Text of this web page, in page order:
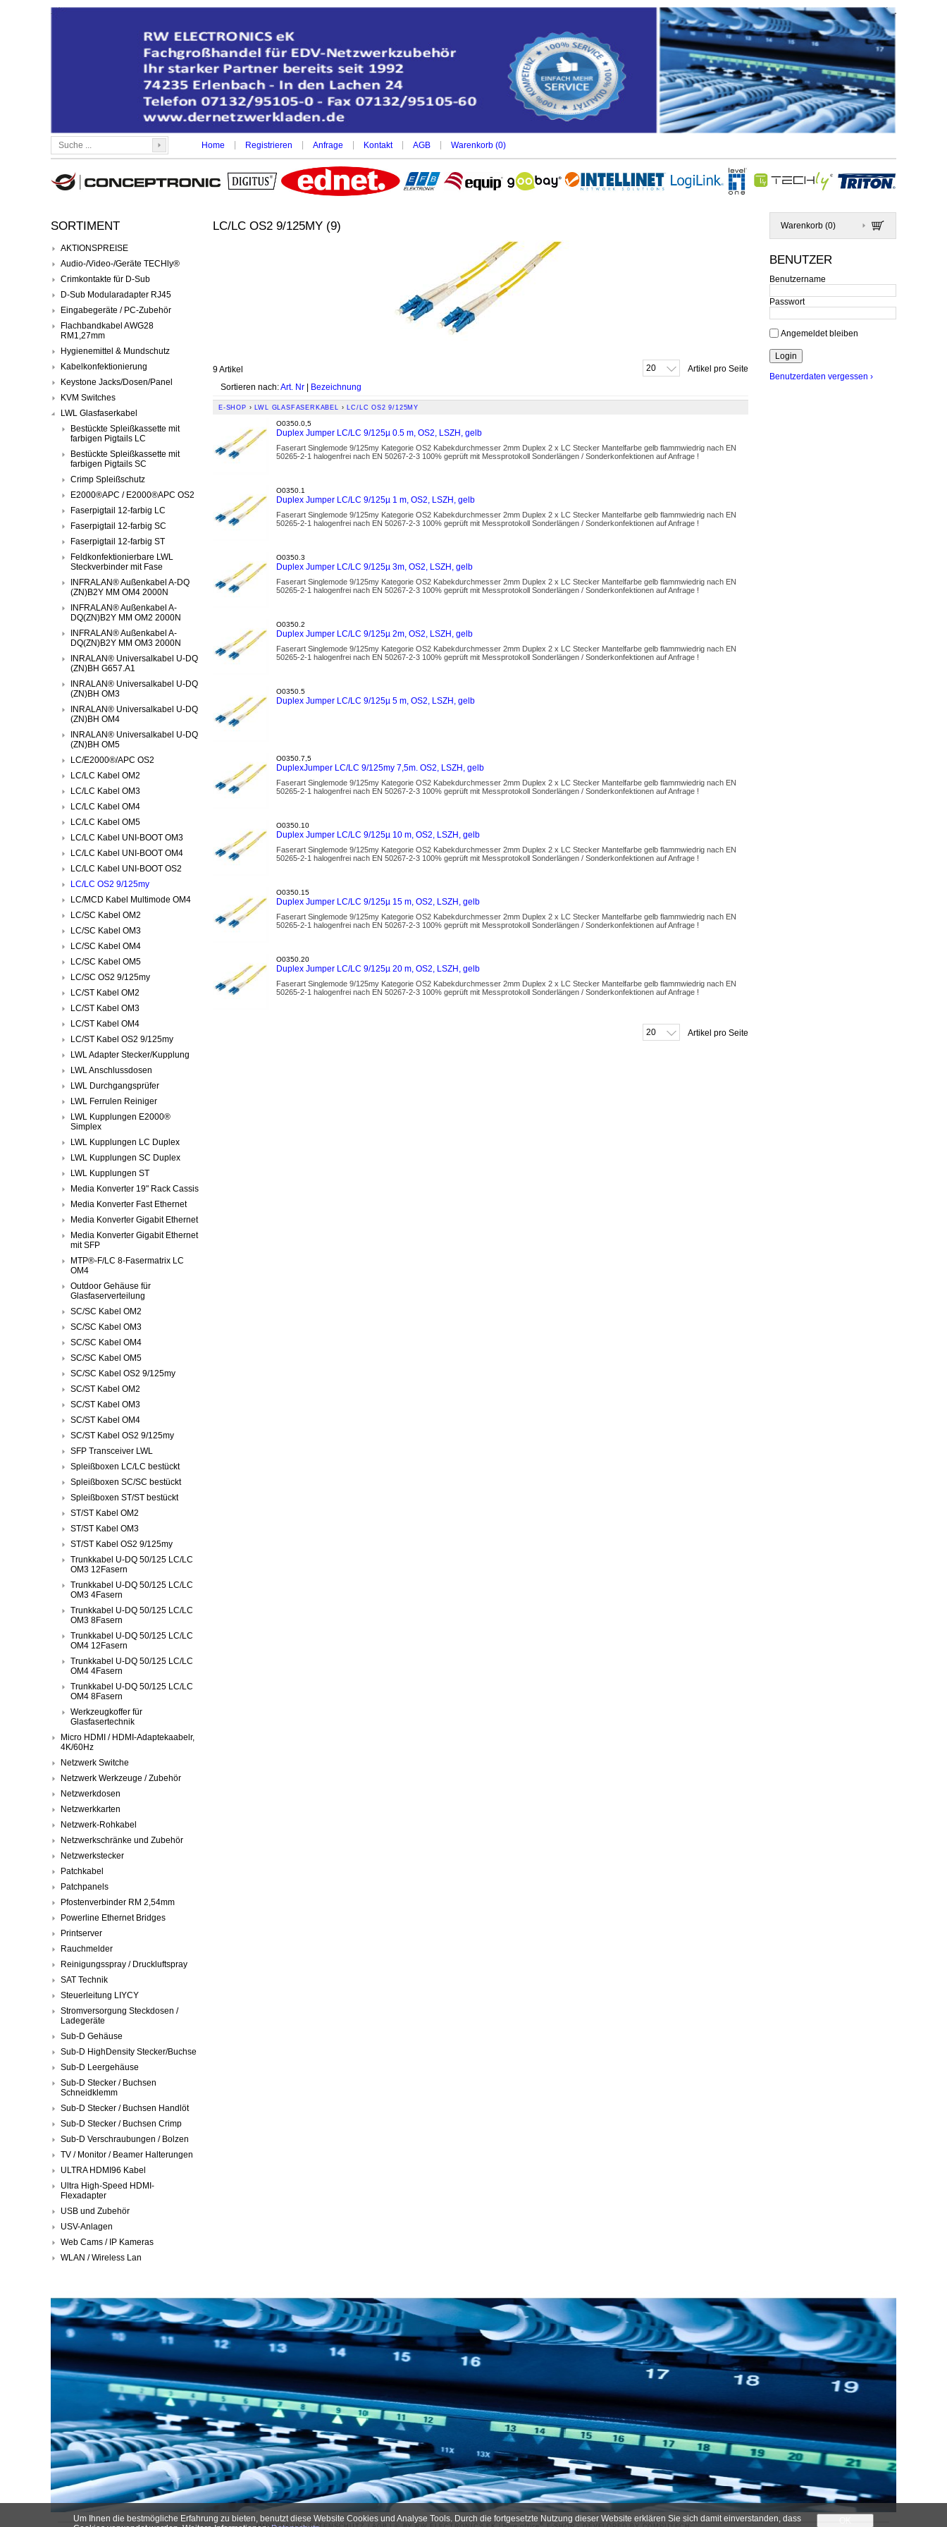
Home Registrieren Anfrage Kontakt AGB Warenkorb (0)
Warenkorb (0)
BENUTZER
Benutzername
Passwort
Angemeldet bleiben
Benutzerdaten vergessen ›
SORTIMENT
AKTIONSPREISE
Audio-/Video-/Geräte TECHly®
Crimkontakte für D-Sub
D-Sub Modularadapter RJ45
Eingabegeräte / PC-Zubehör
Flachbandkabel AWG28
RM1,27mm
Hygienemittel & Mundschutz
Kabelkonfektionierung
Keystone Jacks/Dosen/Panel
KVM Switches
LWL Glasfaserkabel
Bestückte Spleißkassette mit
farbigen Pigtails LC
Bestückte Spleißkassette mit
farbigen Pigtails SC
Crimp Spleißschutz
E2000®APC / E2000®APC OS2
Faserpigtail 12-farbig LC
Faserpigtail 12-farbig SC
Faserpigtail 12-farbig ST
Feldkonfektionierbare LWL
Steckverbinder mit Fase
INFRALAN® Außenkabel A-DQ
(ZN)B2Y MM OM4 2000N
INFRALAN® Außenkabel A-
DQ(ZN)B2Y MM OM2 2000N
INFRALAN® Außenkabel A-
DQ(ZN)B2Y MM OM3 2000N
INRALAN® Universalkabel U-DQ
(ZN)BH G657.A1
INRALAN® Universalkabel U-DQ
(ZN)BH OM3
INRALAN® Universalkabel U-DQ
(ZN)BH OM4
INRALAN® Universalkabel U-DQ
(ZN)BH OM5
LC/E2000®/APC OS2
LC/LC Kabel OM2
LC/LC Kabel OM3
LC/LC Kabel OM4
LC/LC Kabel OM5
LC/LC Kabel UNI-BOOT OM3
LC/LC Kabel UNI-BOOT OM4
LC/LC Kabel UNI-BOOT OS2
LC/LC OS2 9/125my
LC/MCD Kabel Multimode OM4
LC/SC Kabel OM2
LC/SC Kabel OM3
LC/SC Kabel OM4
LC/SC Kabel OM5
LC/SC OS2 9/125my
LC/ST Kabel OM2
LC/ST Kabel OM3
LC/ST Kabel OM4
LC/ST Kabel OS2 9/125my
LWL Adapter Stecker/Kupplung
LWL Anschlussdosen
LWL Durchgangsprüfer
LWL Ferrulen Reiniger
LWL Kupplungen E2000®
Simplex
LWL Kupplungen LC Duplex
LWL Kupplungen SC Duplex
LWL Kupplungen ST
Media Konverter 19" Rack Cassis
Media Konverter Fast Ethernet
Media Konverter Gigabit Ethernet
Media Konverter Gigabit Ethernet
mit SFP
MTP®-F/LC 8-Fasermatrix LC
OM4
Outdoor Gehäuse für
Glasfaserverteilung
SC/SC Kabel OM2
SC/SC Kabel OM3
SC/SC Kabel OM4
SC/SC Kabel OM5
SC/SC Kabel OS2 9/125my
SC/ST Kabel OM2
SC/ST Kabel OM3
SC/ST Kabel OM4
SC/ST Kabel OS2 9/125my
SFP Transceiver LWL
Spleißboxen LC/LC bestückt
Spleißboxen SC/SC bestückt
Spleißboxen ST/ST bestückt
ST/ST Kabel OM2
ST/ST Kabel OM3
ST/ST Kabel OS2 9/125my
Trunkkabel U-DQ 50/125 LC/LC
OM3 12Fasern
Trunkkabel U-DQ 50/125 LC/LC
OM3 4Fasern
Trunkkabel U-DQ 50/125 LC/LC
OM3 8Fasern
Trunkkabel U-DQ 50/125 LC/LC
OM4 12Fasern
Trunkkabel U-DQ 50/125 LC/LC
OM4 4Fasern
Trunkkabel U-DQ 50/125 LC/LC
OM4 8Fasern
Werkzeugkoffer für
Glasfasertechnik
Micro HDMI / HDMI-Adaptekaabelr,
4K/60Hz
Netzwerk Switche
Netzwerk Werkzeuge / Zubehör
Netzwerkdosen
Netzwerkkarten
Netzwerk-Rohkabel
Netzwerkschränke und Zubehör
Netzwerkstecker
Patchkabel
Patchpanels
Pfostenverbinder RM 2,54mm
Powerline Ethernet Bridges
Printserver
Rauchmelder
Reinigungsspray / Druckluftspray
SAT Technik
Steuerleitung LIYCY
Stromversorgung Steckdosen /
Ladegeräte
Sub-D Gehäuse
Sub-D HighDensity Stecker/Buchse
Sub-D Leergehäuse
Sub-D Stecker / Buchsen
Schneidklemm
Sub-D Stecker / Buchsen Handlöt
Sub-D Stecker / Buchsen Crimp
Sub-D Verschraubungen / Bolzen
TV / Monitor / Beamer Halterungen
ULTRA HDMI96 Kabel
Ultra High-Speed HDMI-
Flexadapter
USB und Zubehör
USV-Anlagen
Web Cams / IP Kameras
WLAN / Wireless Lan
LC/LC OS2 9/125MY (9)
9 Artikel 20
Artikel pro Seite
Sortieren nach:Art. Nr | Bezeichnung
E-SHOP › LWL GLASFASERKABEL › LC/LC OS2 9/125MY
O0350.0,5
Duplex Jumper LC/LC 9/125µ 0.5 m, OS2, LSZH, gelb
Faserart Singlemode 9/125my Kategorie OS2 Kabekdurchmesser 2mm Duplex 2 x LC Stecker Mantelfarbe gelb flammwiedrig nach EN
50265-2-1 halogenfrei nach EN 50267-2-3 100% geprüft mit Messprotokoll Sonderlängen / Sonderkonfektionen auf Anfrage !
O0350.1
Duplex Jumper LC/LC 9/125µ 1 m, OS2, LSZH, gelb
Faserart Singlemode 9/125my Kategorie OS2 Kabekdurchmesser 2mm Duplex 2 x LC Stecker Mantelfarbe gelb flammwiedrig nach EN
50265-2-1 halogenfrei nach EN 50267-2-3 100% geprüft mit Messprotokoll Sonderlängen / Sonderkonfektionen auf Anfrage !
O0350.3
Duplex Jumper LC/LC 9/125µ 3m, OS2, LSZH, gelb
Faserart Singlemode 9/125my Kategorie OS2 Kabekdurchmesser 2mm Duplex 2 x LC Stecker Mantelfarbe gelb flammwiedrig nach EN
50265-2-1 halogenfrei nach EN 50267-2-3 100% geprüft mit Messprotokoll Sonderlängen / Sonderkonfektionen auf Anfrage !
O0350.2
Duplex Jumper LC/LC 9/125µ 2m, OS2, LSZH, gelb
Faserart Singlemode 9/125my Kategorie OS2 Kabekdurchmesser 2mm Duplex 2 x LC Stecker Mantelfarbe gelb flammwiedrig nach EN
50265-2-1 halogenfrei nach EN 50267-2-3 100% geprüft mit Messprotokoll Sonderlängen / Sonderkonfektionen auf Anfrage !
O0350.5
Duplex Jumper LC/LC 9/125µ 5 m, OS2, LSZH, gelb
O0350.7,5
DuplexJumper LC/LC 9/125my 7,5m. OS2, LSZH, gelb
Faserart Singlemode 9/125my Kategorie OS2 Kabekdurchmesser 2mm Duplex 2 x LC Stecker Mantelfarbe gelb flammwiedrig nach EN
50265-2-1 halogenfrei nach EN 50267-2-3 100% geprüft mit Messprotokoll Sonderlängen / Sonderkonfektionen auf Anfrage !
O0350.10
Duplex Jumper LC/LC 9/125µ 10 m, OS2, LSZH, gelb
Faserart Singlemode 9/125my Kategorie OS2 Kabekdurchmesser 2mm Duplex 2 x LC Stecker Mantelfarbe gelb flammwiedrig nach EN
50265-2-1 halogenfrei nach EN 50267-2-3 100% geprüft mit Messprotokoll Sonderlängen / Sonderkonfektionen auf Anfrage !
O0350.15
Duplex Jumper LC/LC 9/125µ 15 m, OS2, LSZH, gelb
Faserart Singlemode 9/125my Kategorie OS2 Kabekdurchmesser 2mm Duplex 2 x LC Stecker Mantelfarbe gelb flammwiedrig nach EN
50265-2-1 halogenfrei nach EN 50267-2-3 100% geprüft mit Messprotokoll Sonderlängen / Sonderkonfektionen auf Anfrage !
O0350.20
Duplex Jumper LC/LC 9/125µ 20 m, OS2, LSZH, gelb
Faserart Singlemode 9/125my Kategorie OS2 Kabekdurchmesser 2mm Duplex 2 x LC Stecker Mantelfarbe gelb flammwiedrig nach EN
50265-2-1 halogenfrei nach EN 50267-2-3 100% geprüft mit Messprotokoll Sonderlängen / Sonderkonfektionen auf Anfrage !
20 Artikel pro Seite
Um Ihnen die bestmögliche Erfahrung zu bieten, benutzt diese Website Cookies und Analyse Tools. Durch die fortgesetzte Nutzung dieser Website erklären Sie sich damit einverstanden, dass